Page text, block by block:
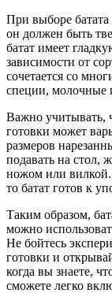
При выборе
он должен быть
батат имеет
зависимости от
сочетается со
специи, молочные
Важно учитывать,
готовки может
размеров
подавать на стол,
ножом или вилкой.
то батат готов к
Таким образом,
можно
Не бойтесь
готовки и
когда вы знаете,
сможете легко